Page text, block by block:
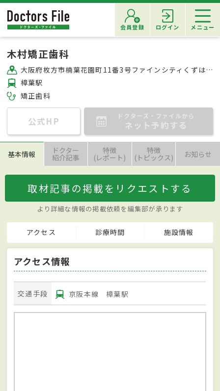
会員登録 ログイン メニュー
木村矯正歯科
大阪府枚方市楠葉花園町11番3号ファインシティくずは203号
樟葉駅
矯正歯科
公式HP ドクターズ・ファイルから
ネット予約する
基本情報 ドクター
紹介記事
特徴
(レポート)
特徴
(トピックス) お知らせ
取材記事の掲載をリクエストする
より詳細な情報の掲載依頼を編集部が承ります
アクセス 診療時間 施設情報
アクセス情報
交通手段 京阪本線 樟葉駅